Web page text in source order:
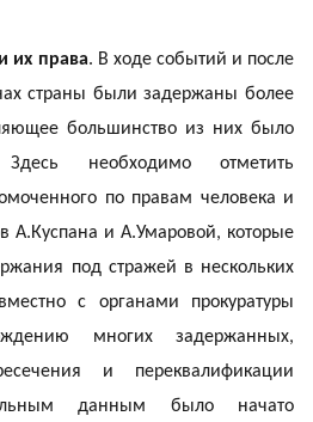
их права. В ходе событий и после
страны были задержаны более
большинство из них было
необходимо отметить
по правам человека и
А.Куспана и А.Умаровой, которые
под стражей в нескольких
с органами прокуратуры
многих задержанных,
и переквалификации
данным было начато